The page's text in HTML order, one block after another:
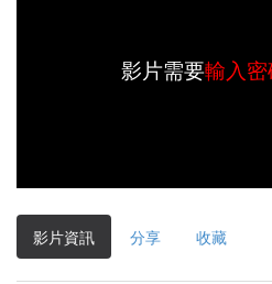
影片需要輸入
影片資訊 分享 收藏